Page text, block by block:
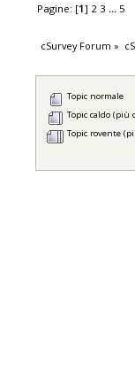
Pagine: [1] 2 3 ... 5
cSurvey Forum »
Topic normale
Topic caldo (più
Topic rovente